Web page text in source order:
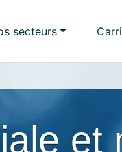
secteurs
et